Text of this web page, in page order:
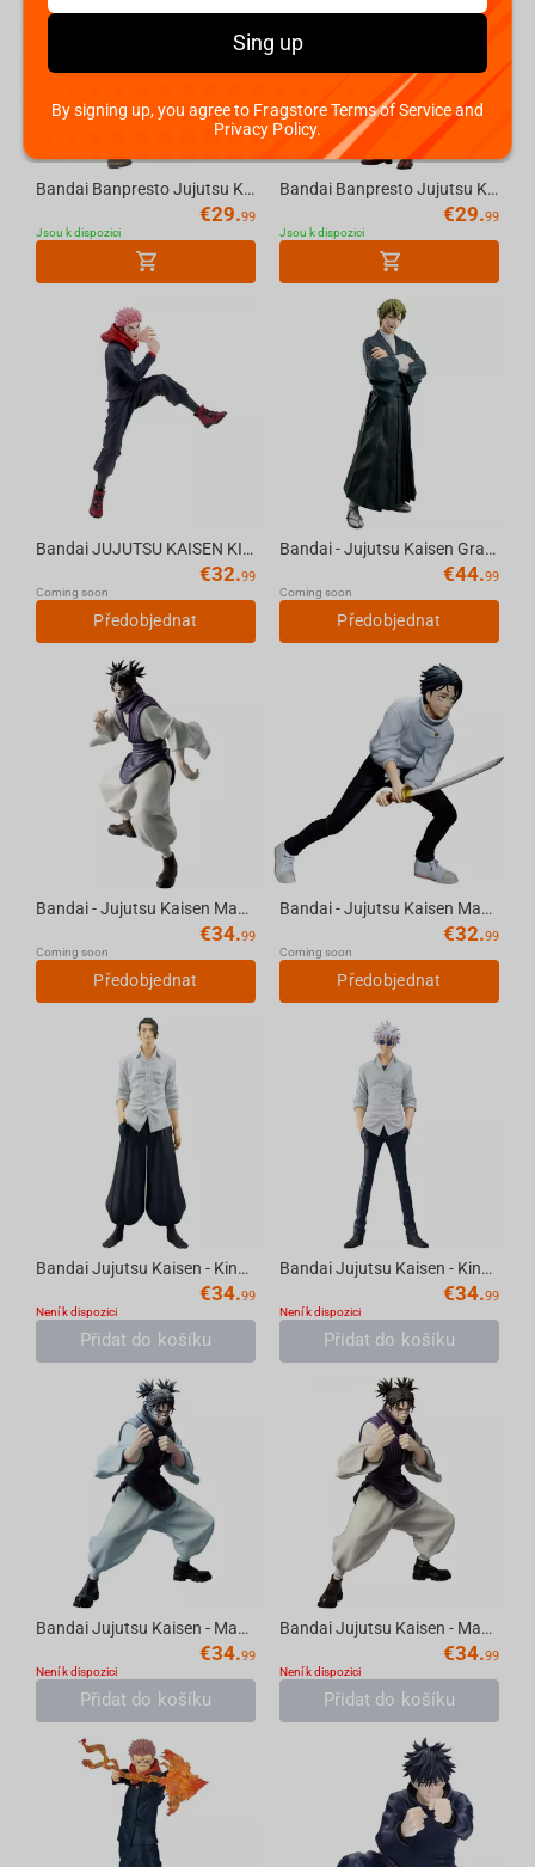
Bandai Banpresto Jujutsu Kaisen - Break Time Collection Vol.2 Megumi Fushiguro Figure
€29.99
Jsou k dispozici
Bandai Banpresto Jujutsu Kaisen - Q Posket-Kento Nanami-(Ver.A) Figure
€29.99
Jsou k dispozici
Bandai JUJUTSU KAISEN KING OF ARTIST YUJI ITADORI SPECIAL ver.
€32.99
Coming soon
Předobjednat
Bandai - Jujutsu Kaisen Grandista- Zenin Naoya Figure
€44.99
Coming soon
Předobjednat
Bandai - Jujutsu Kaisen Maximatic- Choso
€34.99
Coming soon
Předobjednat
Bandai - Jujutsu Kaisen Maximatic -Yuta Okkotsu Culling Game version
€32.99
Coming soon
Předobjednat
Bandai Jujutsu Kaisen - King Of Artist Suguru Geto Hidden Inventory Premature Death I...
€34.99
Není k dispozici
Přidat do košíku
Bandai Jujutsu Kaisen - King Of Artist Satoru Gojo Hidden Inventory Premature Death I...
€34.99
Není k dispozici
Přidat do košíku
Bandai Jujutsu Kaisen - Maximatic Choso(Ver.B) Figure
€34.99
Není k dispozici
Přidat do košíku
Bandai Jujutsu Kaisen - Maximatic Choso(Ver.A) Figure
€34.99
Není k dispozici
Přidat do košíku
Sing up
By signing up, you agree to Fragstore Terms of Service and
Privacy Policy.